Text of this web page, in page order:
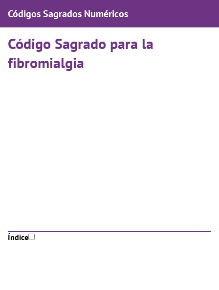
Códigos Sagrados Numéricos
Código Sagrado para la
fibromialgia
Índice